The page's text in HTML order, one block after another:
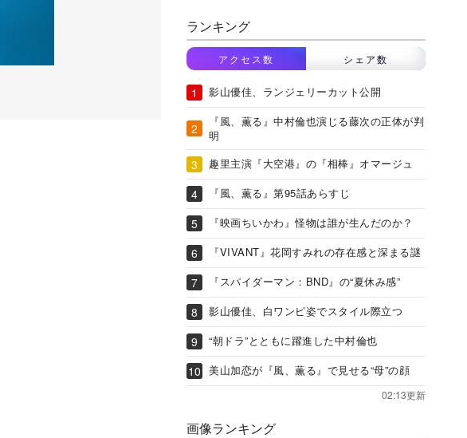
ランキング
アクセス数 シェア数
影山優佳、ランジェリーカット公開
『風、薫る』中村倫也演じる藤次の正体が判
明
趣里主演『大空港』の『相棒』オマージュ
『風、薫る』第95話あらすじ
『映画ちいかわ』怪物は誰が生んだのか？
『VIVANT』花岡すみれの存在感と深まる謎
『スパイダーマン：BND』の“夏休み感”
影山優佳、白ワンピ姿でスタイル際立つ
“朝ドラ”とともに躍進した中村倫也
美山加恋が『風、薫る』で見せる“母”の顔
02:13更新
画像ランキング